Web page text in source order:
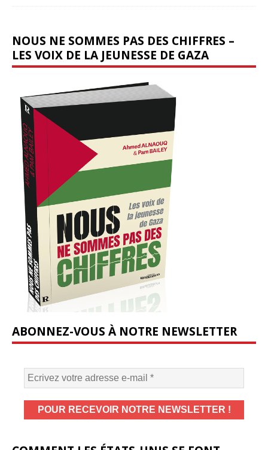
NOUS NE SOMMES PAS DES CHIFFRES –
LES VOIX DE LA JEUNESSE DE GAZA
ABONNEZ-VOUS À NOTRE NEWSLETTER